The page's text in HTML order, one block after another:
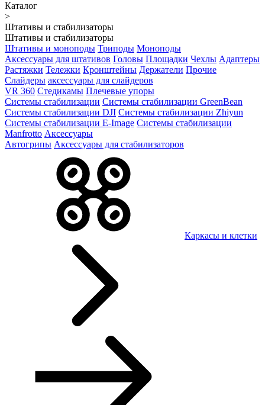
Каталог
>
Штативы и стабилизаторы
Штативы и стабилизаторы
Штативы и моноподы Триподы Моноподы
Аксессуары для штативов Головы Площадки Чехлы Адаптеры
Растяжки Тележки Кронштейны Держатели Прочие
Слайдеры аксессуары для слайдеров
VR 360 Стедикамы Плечевые упоры
Системы стабилизации Системы стабилизации GreenBean
Системы стабилизации DJI Системы стабилизации Zhiyun
Системы стабилизации E-Image Системы стабилизации
Manfrotto Аксессуары
Автогрипы Аксессуары для стабилизаторов
Каркасы и клетки